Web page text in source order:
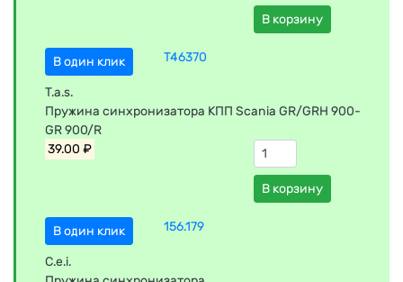
В корзину
В один клик T46370
T.a.s.
Пружина синхронизатора КПП Scania GR/GRH 900-
GR 900/R
39.00 ₽
В корзину
В один клик 156.179
C.e.i.